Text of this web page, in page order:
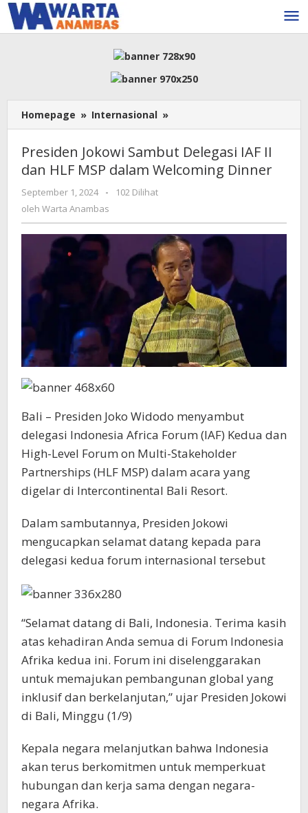
Lewati
ke
konten
Homepage » Internasional »
Jokowi
Delegasi
IAF
dalam
Welcoming
Dinner
Presiden Jokowi Sambut Delegasi IAF II
dan HLF MSP dalam Welcoming Dinner
September 1, 2024
oleh
-
102 Dilihat
oleh Warta Anambas
Bali – Presiden Joko Widodo menyambut
delegasi Indonesia Africa Forum (IAF) Kedua dan
High-Level Forum on Multi-Stakeholder
Partnerships (HLF MSP) dalam acara yang
digelar di Intercontinental Bali Resort.
Dalam sambutannya, Presiden Jokowi
mengucapkan selamat datang kepada para
delegasi kedua forum internasional tersebut
“Selamat datang di Bali, Indonesia. Terima kasih
atas kehadiran Anda semua di Forum Indonesia
Afrika kedua ini. Forum ini diselenggarakan
untuk memajukan pembangunan global yang
inklusif dan berkelanjutan,” ujar Presiden Jokowi
di Bali, Minggu (1/9)
Kepala negara melanjutkan bahwa Indonesia
akan terus berkomitmen untuk memperkuat
hubungan dan kerja sama dengan negara-
negara Afrika.